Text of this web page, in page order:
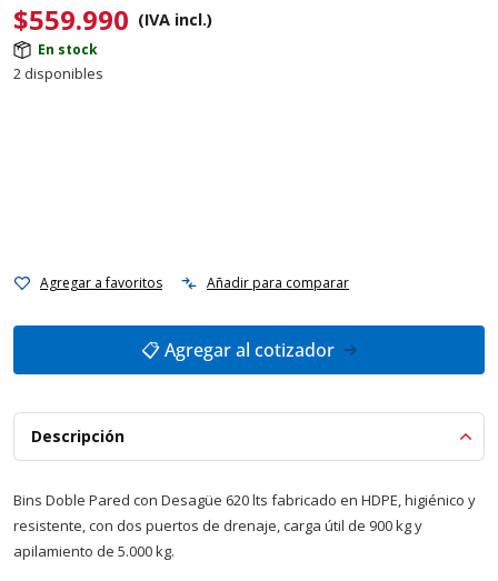
$559.990 (IVA incl.)
En stock
2 disponibles
Agregar a favoritos Añadir para comparar
📋 Agregar al cotizador
Descripción
Bins Doble Pared con Desagüe 620 lts fabricado en HDPE, higiénico y
resistente, con dos puertos de drenaje, carga útil de 900 kg y
apilamiento de 5.000 kg.